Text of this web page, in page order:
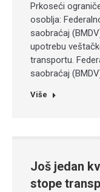
Prkoseći
osoblja:
saobraćaj
upotrebu
transportu.
saobraćaj
Više
Još jedan
stope